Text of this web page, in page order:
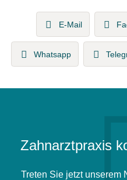
E-Mail
Whatsapp
Zahnarztpraxis
Treten Sie jetzt unserem